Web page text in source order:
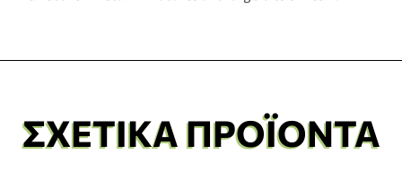
ΣΧΕΤΙΚΆ ΠΡΟΪΌΝΤΑ